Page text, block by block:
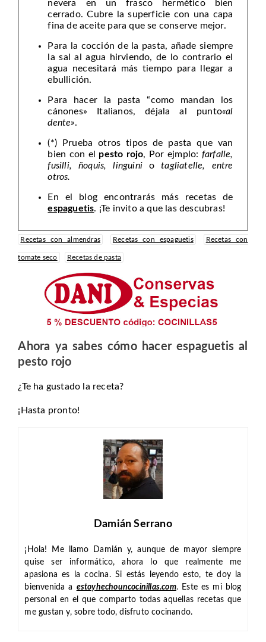
nevera en un frasco hermético bien
cerrado. Cubre la superficie con una capa
fina de aceite para que se conserve mejor.
Para la cocción de la pasta, añade siempre
la sal al agua hirviendo, de lo contrario el
agua necesitará más tiempo para llegar a
ebullición.
Para hacer la pasta “como mandan los
cánones» Italianos, déjala al punto«al
dente».
(*) Prueba otros tipos de pasta que van
bien con el pesto rojo, Por ejmplo: farfalle,
fusilli, ñoquis,
linguini otagliatelle, entre
otros.
En el blog encontrarás más recetas de
espaguetis. ¡Te invito a que las descubras!
Recetas con almendras Recetas con espaguetis Recetas con
tomate seco Recetas de pasta
Ahora ya sabes cómo hacer espaguetis al
pesto rojo
¿Te ha gustado la receta?
¡Hasta pronto!
Damián Serrano
¡Hola! Me llamo Damián y, aunque de mayor siempre
quise ser informático, ahora lo que realmente me
apasiona es la cocina. Si estás leyendo esto, te doy la
bienvenida a estoyhechouncocinillas.com. Este es mi blog
personal en el que comparto todas aquellas recetas que
me gustan y, sobre todo, disfruto cocinando.